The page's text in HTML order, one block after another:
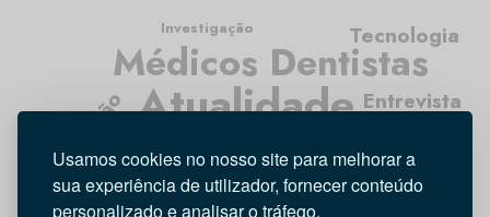
Usamos cookies no nosso site para melhorar a
sua experiência de utilizador, fornecer conteúdo
personalizado e analisar o tráfego.
Atualidade
Médicos Dentistas
Higiene Oral
Entrevista
Opinião
Tecnologia
Investigação